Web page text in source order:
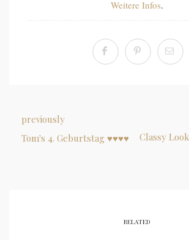
Weitere Infos.
previously
Tom's 4. Geburtstag ♥♥♥♥
Classy
RELATED